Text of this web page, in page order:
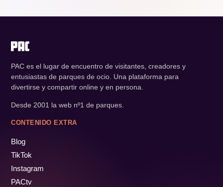
PAC es el lugar de encuentro de visitantes, creadores y
entusiastas de parques de ocio. Una plataforma para
divertirse y compartir online y en persona.
Desde 2001 la web nº1 de parques.
CONTENIDO EXTRA
Blog
TikTok
Instagram
PACtv